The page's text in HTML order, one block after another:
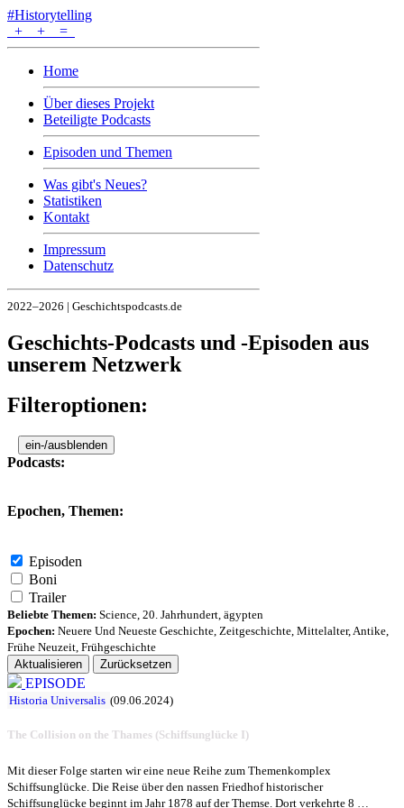
#Historytelling
+
+ =
Home
Über dieses Projekt
Beteiligte Podcasts
Episoden und Themen
Was gibt's Neues?
Statistiken
Kontakt
Impressum
Datenschutz
2022–2026 | Geschichtspodcasts.de
Geschichts-Podcasts und -Episoden aus
unserem Netzwerk
Filteroptionen:
ein-/ausblenden
Podcasts:
Epochen, Themen:
Episoden
Boni
Trailer
Beliebte Themen: Science 20. Jahrhundert ägypten
Epochen: Neuere Und Neueste Geschichte Zeitgeschichte Mittelalter, Antike
Frühe Neuzeit Frühgeschichte
Aktualisieren
Zurücksetzen
EPISODE
Historia Universalis (09.06.2024)
The Collision on the Thames (Schiffsunglücke I)
Mit dieser Folge starten wir eine neue Reihe zum Themenkomplex
Schiffsunglücke. Die Reise über den nassen Friedhof historischer
Schiffsunglücke beginnt im Jahr 1878 auf der Themse. Dort verkehrte 8 …